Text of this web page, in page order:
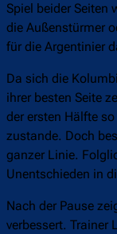
Spiel beider Seiten
die Außenstürmer
für die Argentinier
Da sich die
ihrer besten Seite
der ersten Hälfte
zustande. Doch
ganzer Linie.
Unentschieden in
Nach der Pause
verbessert. Trainer